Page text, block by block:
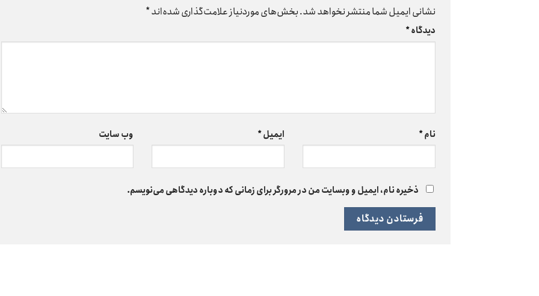
نشانی ایمیل شما منتشر نخواهد شد.بخش‌های موردنیاز علامت‌گذاری شده‌اند*
دیدگاه*
نام* ایمیل* وب‌ سایت
ذخیره نام، ایمیل و وبسایت من در مرورگر برای زمانی که دوباره دیدگاهی می‌نویسم.